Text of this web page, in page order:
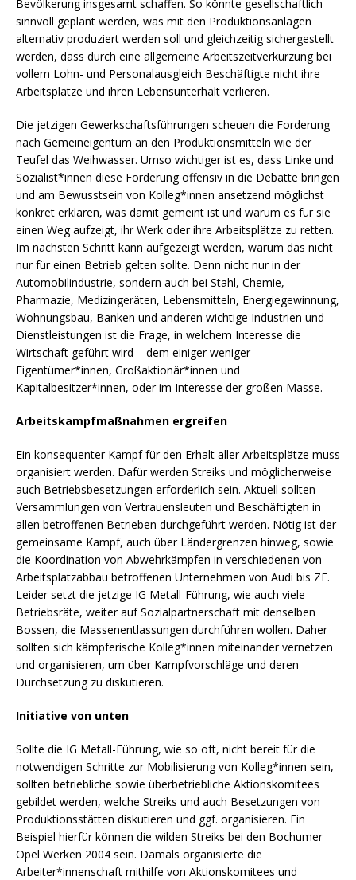
Bevölkerung insgesamt schaffen. So könnte gesellschaftlich
sinnvoll geplant werden, was mit den Produktionsanlagen
alternativ produziert werden soll und gleichzeitig sichergestellt
werden, dass durch eine allgemeine Arbeitszeitverkürzung bei
vollem Lohn- und Personalausgleich Beschäftigte nicht ihre
Arbeitsplätze und ihren Lebensunterhalt verlieren.
Die jetzigen Gewerkschaftsführungen scheuen die Forderung
nach Gemeineigentum an den Produktionsmitteln wie der
Teufel das Weihwasser. Umso wichtiger ist es, dass Linke und
Sozialist*innen diese Forderung offensiv in die Debatte bringen
und am Bewusstsein von Kolleg*innen ansetzend möglichst
konkret erklären, was damit gemeint ist und warum es für sie
einen Weg aufzeigt, ihr Werk oder ihre Arbeitsplätze zu retten.
Im nächsten Schritt kann aufgezeigt werden, warum das nicht
nur für einen Betrieb gelten sollte. Denn nicht nur in der
Automobilindustrie, sondern auch bei Stahl, Chemie,
Pharmazie, Medizingeräten, Lebensmitteln, Energiegewinnung,
Wohnungsbau, Banken und anderen wichtige Industrien und
Dienstleistungen ist die Frage, in welchem Interesse die
Wirtschaft geführt wird – dem einiger weniger
Eigentümer*innen, Großaktionär*innen und
Kapitalbesitzer*innen, oder im Interesse der großen Masse.
Arbeitskampfmaßnahmen ergreifen
Ein konsequenter Kampf für den Erhalt aller Arbeitsplätze muss
organisiert werden. Dafür werden Streiks und möglicherweise
auch Betriebsbesetzungen erforderlich sein. Aktuell sollten
Versammlungen von Vertrauensleuten und Beschäftigten in
allen betroffenen Betrieben durchgeführt werden. Nötig ist der
gemeinsame Kampf, auch über Ländergrenzen hinweg, sowie
die Koordination von Abwehrkämpfen in verschiedenen von
Arbeitsplatzabbau betroffenen Unternehmen von Audi bis ZF.
Leider setzt die jetzige IG Metall-Führung, wie auch viele
Betriebsräte, weiter auf Sozialpartnerschaft mit denselben
Bossen, die Massenentlassungen durchführen wollen. Daher
sollten sich kämpferische Kolleg*innen miteinander vernetzen
und organisieren, um über Kampfvorschläge und deren
Durchsetzung zu diskutieren.
Initiative von unten
Sollte die IG Metall-Führung, wie so oft, nicht bereit für die
notwendigen Schritte zur Mobilisierung von Kolleg*innen sein,
sollten betriebliche sowie überbetriebliche Aktionskomitees
gebildet werden, welche Streiks und auch Besetzungen von
Produktionsstätten diskutieren und ggf. organisieren. Ein
Beispiel hierfür können die wilden Streiks bei den Bochumer
Opel Werken 2004 sein. Damals organisierte die
Arbeiter*innenschaft mithilfe von Aktionskomitees und